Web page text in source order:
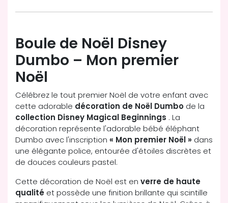
Boule de Noël Disney
Dumbo – Mon premier
Noël
Célébrez le tout premier Noël de votre enfant avec
cette adorable décoration de Noël Dumbo de la
collection Disney Magical Beginnings . La
décoration représente l'adorable bébé éléphant
Dumbo avec l'inscription « Mon premier Noël » dans
une élégante police, entourée d'étoiles discrètes et
de douces couleurs pastel.
Cette décoration de Noël est en verre de haute
qualité et possède une finition brillante qui scintille